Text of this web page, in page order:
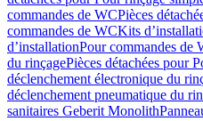
commandes de WCPièces
commandes de WCKits
d’installationPour commandes de
du rinçagePièces détachées pour
déclenchement électronique du
déclenchement pneumatique du
sanitaires Geberit Monolith